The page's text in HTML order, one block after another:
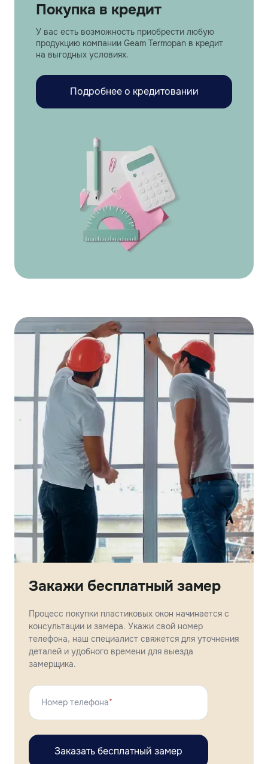
Покупка в кредит
У вас есть возможность приобрести любую
продукцию компании Geam Termopan в кредит
на выгодных условиях.
Подробнее о кредитовании
Закажи бесплатный замер
Процесс покупки пластиковых окон начинается с
консультации и замера. Укажи свой номер
телефона, наш специалист свяжется для уточнения
деталей и удобного времени для выезда
замерщика.
Номер телефона*
Заказать бесплатный замер